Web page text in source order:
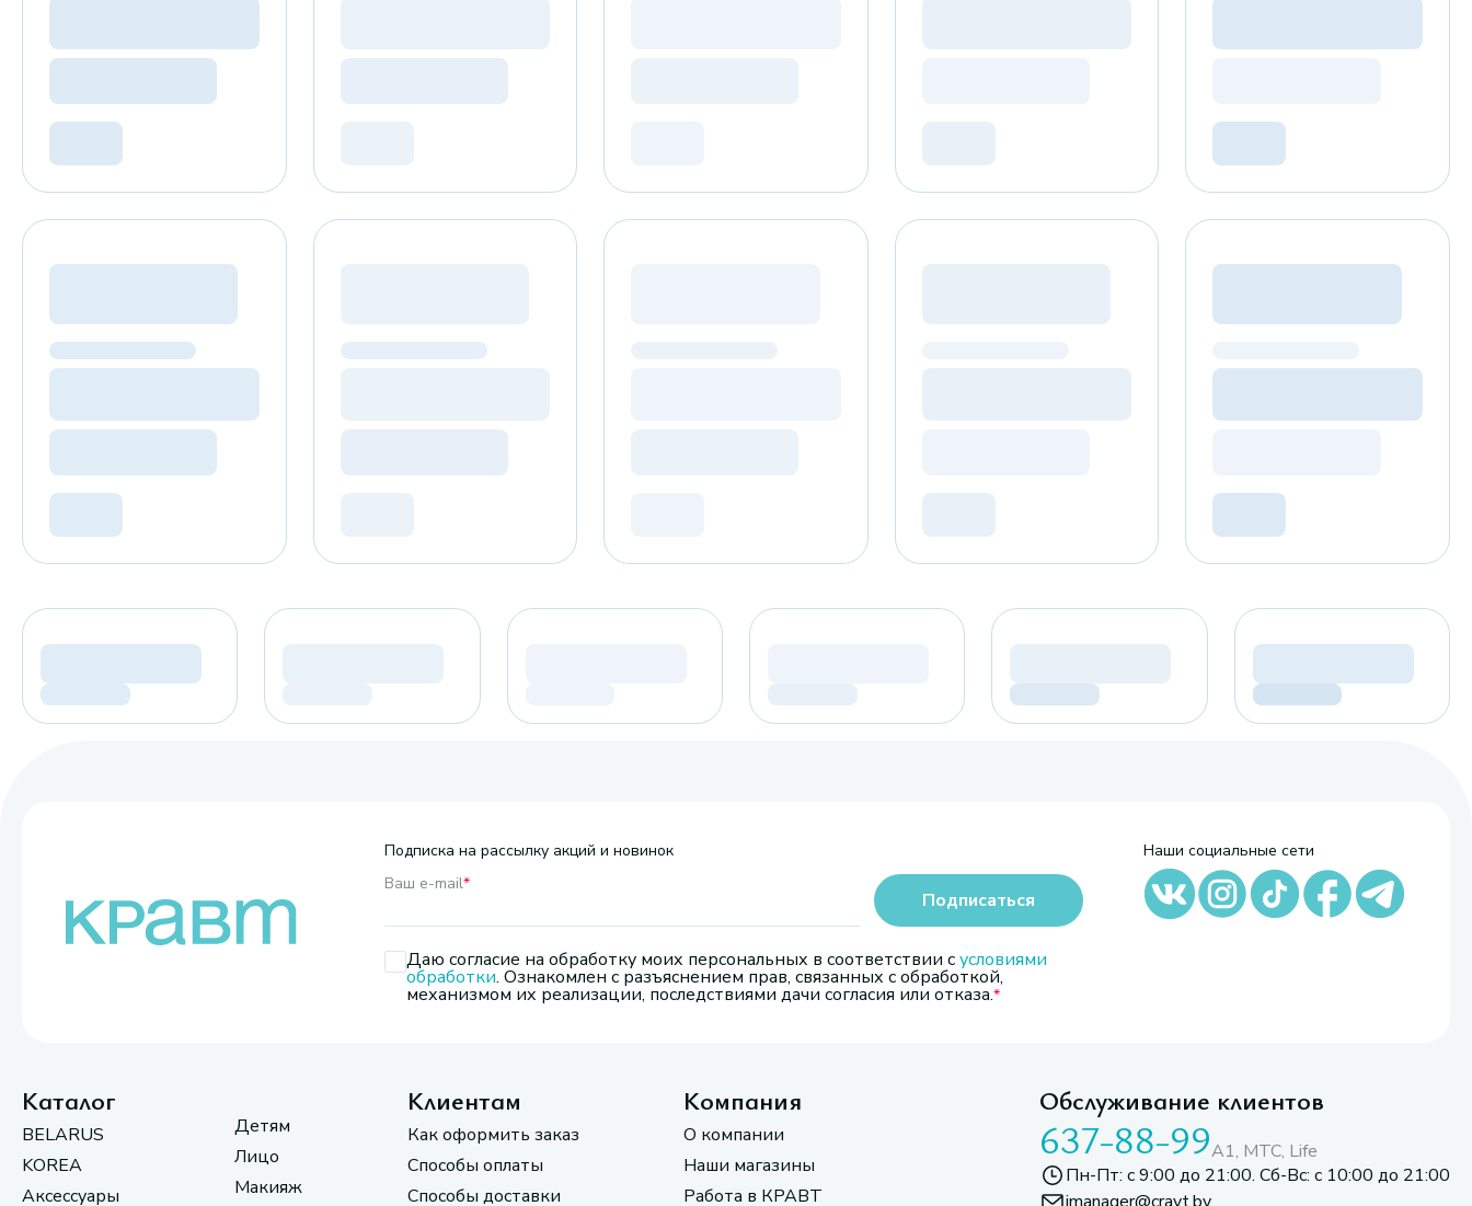
Подписка на рассылку акций и новинок
Ваш e-mail*
Даю согласие на обработку моих персональных в соответствии сусловиями
обработки. Ознакомлен с разъяснением прав, связанных с обработкой,
механизмом их реализации, последствиями дачи согласия или отказа.
Подписаться
Наши социальные сети
Каталог
BELARUS
KOREA
Аксессуары
Детям
Лицо
Макияж
Клиентам
Как оформить заказ
Способы оплаты
Способы доставки
Компания
О компании
Наши магазины
Работа в КРАВТ
Обслуживание клиентов
637-88-99A1, МТС, Life
Пн-Пт: с 9:00 до 21:00. Сб-Вс: с 10:00 до 21:00
imanager@cravt.by